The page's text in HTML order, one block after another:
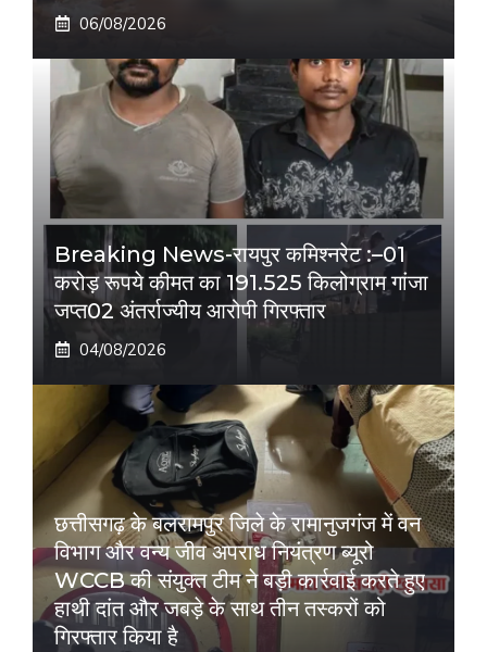
06/08/2026
Breaking News-रायपुर कमिश्नरेट :–01
करोड़ रूपये कीमत का 191.525 किलोग्राम गांजा
जप्त02 अंतर्राज्यीय आरोपी गिरफ्तार
04/08/2026
छत्तीसगढ़ के बलरामपुर जिले के रामानुजगंज में वन
विभाग और वन्य जीव अपराध नियंत्रण ब्यूरो
WCCB की संयुक्त टीम ने बड़ी कार्रवाई करते हुए
हाथी दांत और जबड़े के साथ तीन तस्करों को
गिरफ्तार किया है